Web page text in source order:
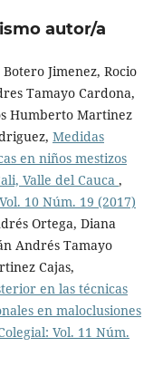
autor/a
Jimenez, Rocio
Tamayo Cardona,
Humberto Martinez
Medidas
en niños mestizos
Valle del Cauca ,
10 Núm. 19 (2017)
Ortega, Diana
Andrés Tamayo
Cajas,
en las técnicas
en maloclusiones
Vol. 11 Núm.